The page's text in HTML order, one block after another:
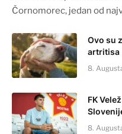
Čornomorec, jedan od
Ovo su
artritisa
8.
FK
8.